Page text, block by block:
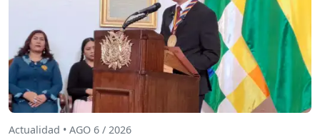
Actualidad • AGO 6 / 2026